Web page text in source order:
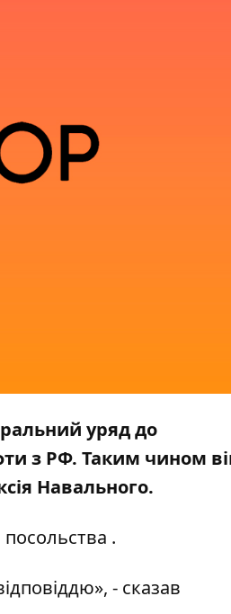
уряд до
з РФ. Таким чином
Навального.
посольства .
- сказав